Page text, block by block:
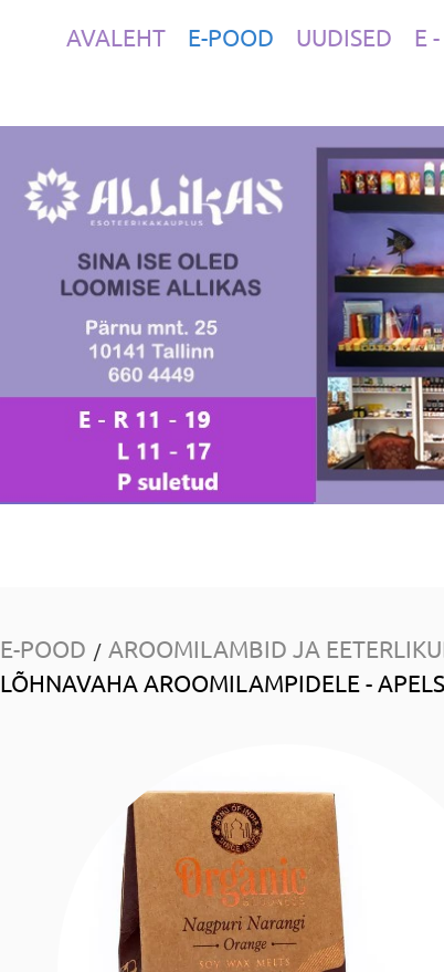
AVALEHT E-POOD UUDISED E
E-POOD / AROOMILAMBID JA
LÕHNAVAHA AROOMILAMPIDELE -